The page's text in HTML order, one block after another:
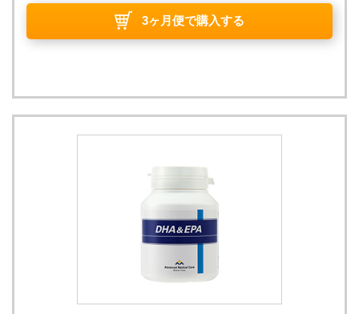
3ヶ月便で購入する